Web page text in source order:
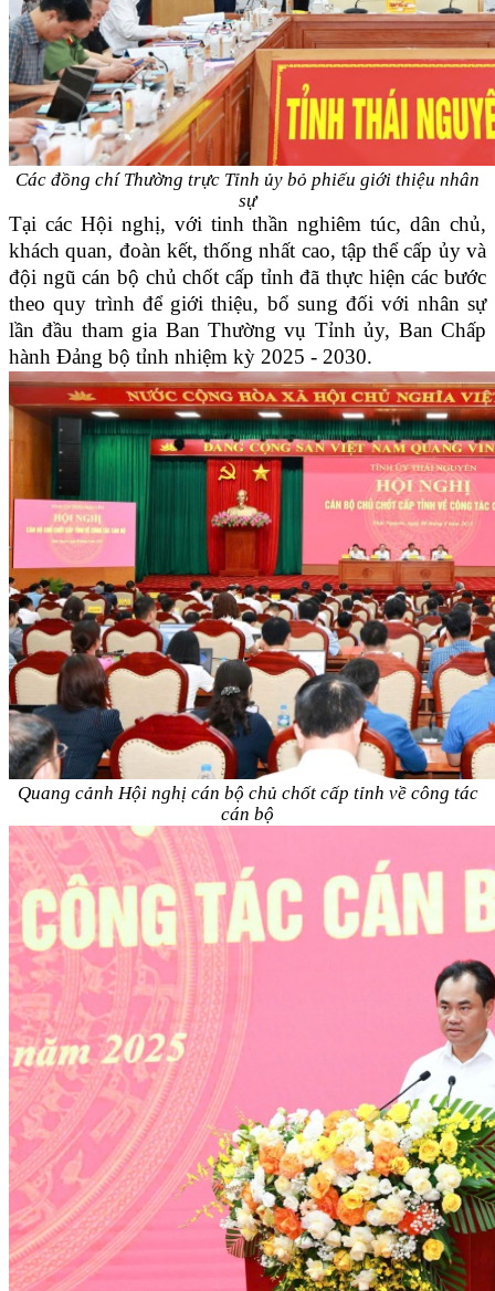
Các đồng chí Thường trực Tỉnh ủy bỏ phiếu giới thiệu nhân
sự
Tại các Hội nghị, với tinh thần nghiêm túc, dân chủ,
khách quan, đoàn kết, thống nhất cao, tập thể cấp ủy và
đội ngũ cán bộ chủ chốt cấp tỉnh đã thực hiện các bước
theo quy trình để giới thiệu, bổ sung đối với nhân sự
lần đầu tham gia Ban Thường vụ Tỉnh ủy, Ban Chấp
hành Đảng bộ tỉnh nhiệm kỳ 2025 - 2030.
Quang cảnh Hội nghị cán bộ chủ chốt cấp tỉnh về công tác
cán bộ